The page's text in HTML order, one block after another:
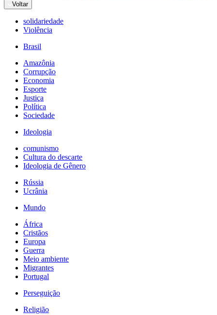
Voltar
solidariedade
Violência
Brasil
Amazônia
Corrupção
Economia
Esporte
Justiça
Política
Sociedade
Ideologia
comunismo
Cultura do descarte
Ideologia de Gênero
Rússia
Ucrânia
Mundo
África
Cristãos
Europa
Guerra
Meio ambiente
Migrantes
Portugal
Perseguição
Religião